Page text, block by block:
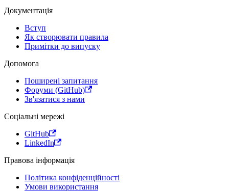
Документація
Вступ
Як створювати правила
Примітки до випуску
Допомога
Поширені запитання
Форуми (GitHub)
Зв'язатися з нами
Соціальні мережі
GitHub
LinkedIn
Правова інформація
Політика конфіденційності
Умови використання